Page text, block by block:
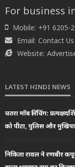
For business
Mobile: +91 6205-
Email: Contact Us
Website:
LATEST HINDI NEWS
चतरा मॉब लिंचिंग:
को पीटा, पुलिस और
निकिता रावल ने रणबीर